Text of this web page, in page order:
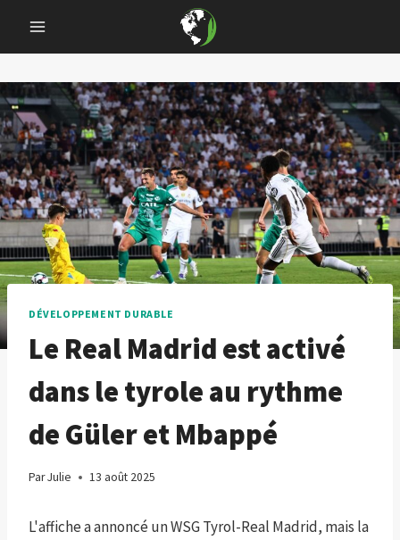
content
DÉVELOPPEMENT DURABLE
Le Real Madrid est activé
dans le tyrole au rythme
de Güler et Mbappé
ParJulie 13 août 2025
L'affiche a annoncé un WSG Tyrol-Real Madrid, mais la